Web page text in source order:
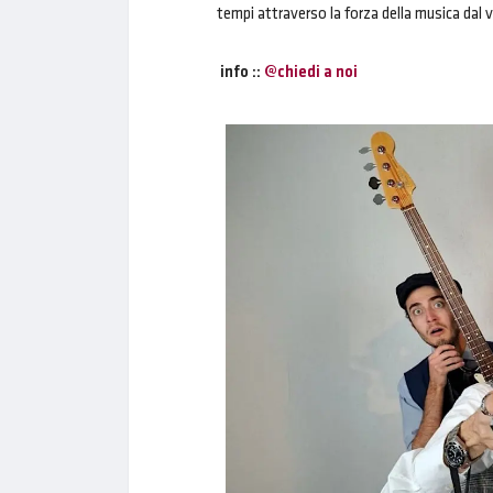
tempi attraverso la forza della musica dal
info :: @chiedi a noi